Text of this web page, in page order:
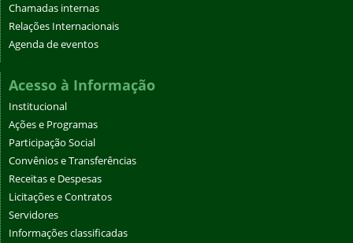
Chamadas internas
Relações Internacionais
Agenda de eventos
Acesso à Informação
Institucional
Ações e Programas
Participação Social
Convênios e Transferências
Receitas e Despesas
Licitações e Contratos
Servidores
Informações classificadas